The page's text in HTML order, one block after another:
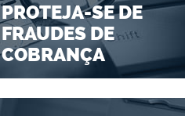
PROTEJA-SE DE
FRAUDES DE
COBRANÇA